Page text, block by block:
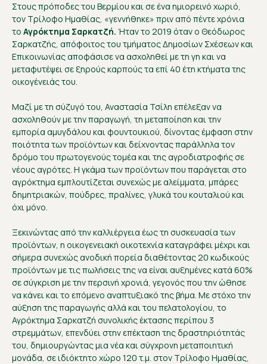
Στους πρόποδες του Βερμίου και σε ένα ημιορεινό χωριό,
τον Τρίλοφο Ημαθίας, «γεννήθηκε» πριν από πέντε χρόνια
το Αγρόκτημα Σαρκατζή. Ήταν το 2019 όταν ο Θεόδωρος
Σαρκατζής, απόφοιτος του τμήματος Δημοσίων Σχέσεων και
Επικοινωνίας αποφάσισε να ασχοληθεί με τη γη και να
μεταφυτέψει σε ξηρούς καρπούς τα επί 40 έτη κτήματα της
οικογένειάς του.
Μαζί με τη σύζυγό του, Αναστασία Τσίλη επέλεξαν να
ασχοληθούν με την παραγωγή, τη μεταποίηση και την
εμπορία αμυγδάλου και φουντουκιού, δίνοντας έμφαση στην
ποιότητα των προϊόντων και δείχνοντας παράλληλα τον
δρόμο του πρωτογενούς τομέα και της αγροδιατροφής σε
νέους αγρότες. Η γκάμα των προϊόντων που παράγεται στο
αγρόκτημα εμπλουτίζεται συνεχώς με αλείμματα, μπάρες
δημητριακών, πούδρες, πραλίνες, γλυκά του κουταλιού και
όχι μόνο.
Ξεκινώντας από την καλλιέργεια έως τη συσκευασία των
προϊόντων, η οικογενειακή οικοτεχνία καταγράφει μέχρι και
σήμερα συνεχώς ανοδική πορεία διαθέτοντας 20 κωδικούς
προϊόντων με τις πωλήσεις της να είναι αυξημένες κατά 60%
σε σύγκριση με την περσινή χρονιά, γεγονός που την ώθησε
να κάνει και το επόμενο αναπτυξιακό της βήμα. Με στόχο την
αύξηση της παραγωγής αλλά και του πελατολογίου, το
Αγρόκτημα Σαρκατζή συνολικής έκτασης περίπου 3
στρεμμάτων, επενδύει στην επέκταση της δραστηριότητάς
του, δημιουργώντας μια νέα και σύγχρονη μεταποιητική
μονάδα, σε ιδιόκτητο χώρο 120 τ.μ. στον Τρίλοφο Ημαθίας,